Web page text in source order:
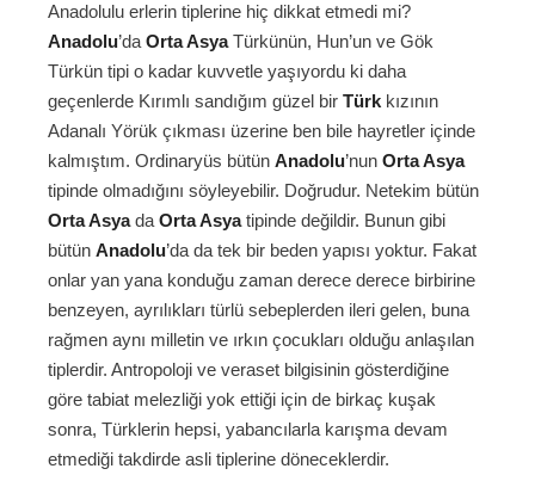
Anadolulu erlerin tiplerine hiç dikkat etmedi mi?
Anadolu’da Orta AsyaTürkünün, Hun’un ve Gök
Türkün tipi o kadar kuvvetle yaşıyordu ki daha
geçenlerde Kırımlı sandığım güzel bir Türk kızının
Adanalı Yörük çıkması üzerine ben bile hayretler içinde
kalmıştım. Ordinaryüs bütün Anadolu’nun Orta Asya
tipinde olmadığını söyleyebilir. Doğrudur. Netekim bütün
Orta Asyada Orta Asyatipinde değildir. Bunun gibi
bütün Anadolu’da da tek bir beden yapısı yoktur. Fakat
onlar yan yana konduğu zaman derece derece birbirine
benzeyen, ayrılıkları türlü sebeplerden ileri gelen, buna
rağmen aynı milletin ve ırkın çocukları olduğu anlaşılan
tiplerdir. Antropoloji ve veraset bilgisinin gösterdiğine
göre tabiat melezliği yok ettiği için de birkaç kuşak
sonra, Türklerin hepsi, yabancılarla karışma devam
etmediği takdirde asli tiplerine döneceklerdir.